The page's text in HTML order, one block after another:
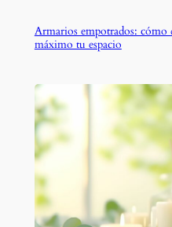
Armarios empotrados: cómo
máximo tu espacio